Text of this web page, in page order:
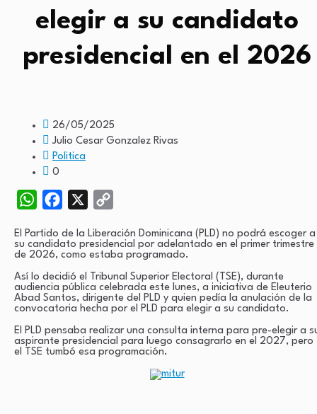
elegir a su candidato
presidencial en el 2026
26/05/2025
Julio Cesar Gonzalez Rivas
Politica
0
WhatsAppFacebook
El Partido de la Liberación Dominicana (PLD) no podrá escoger a
su candidato presidencial por adelantado en el primer trimestre
de 2026, como estaba programado.
Así lo decidió el Tribunal Superior Electoral (TSE), durante
audiencia pública celebrada este lunes, a iniciativa de Eleuterio
Abad Santos, dirigente del PLD y quien pedía la anulación de la
convocatoria hecha por el PLD para elegir a su candidato.
El PLD pensaba realizar una consulta interna para pre-elegir a
aspirante presidencial para luego consagrarlo en el 2027, pero
el TSE tumbó esa programación.